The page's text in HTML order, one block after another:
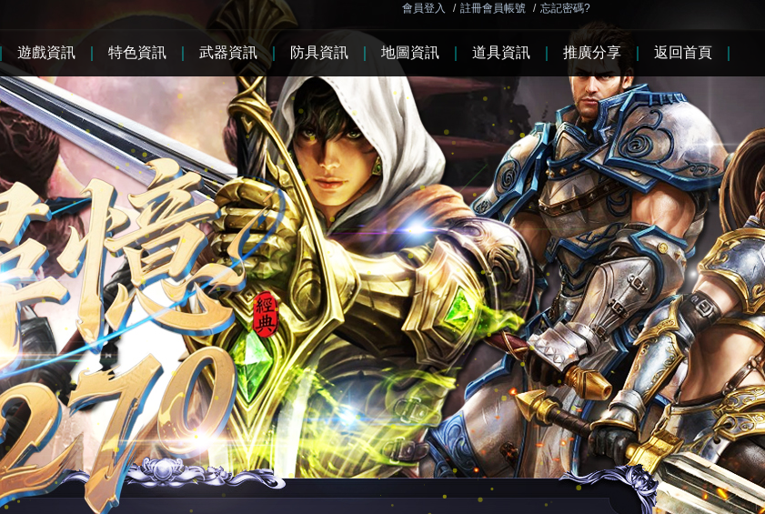
會員登入 / 註冊會員帳號 / 忘記密碼?